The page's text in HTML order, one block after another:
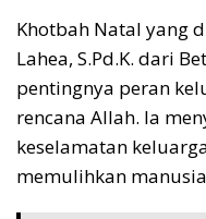
Khotbah Natal yang
Lahea, S.Pd.K. dari
pentingnya peran
rencana Allah. Ia
keselamatan
memulihkan